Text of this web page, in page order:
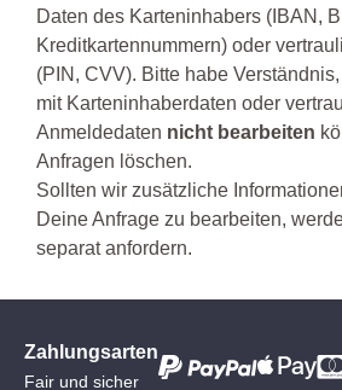
Daten des Karteninhabers (IBAN,
Kreditkartennummern) oder
(PIN, CVV). Bitte habe
mit Karteninhaberdaten oder
Anmeldedaten nicht bearbeiten
Anfragen löschen.
Sollten wir zusätzliche
Deine Anfrage zu bearbeiten,
separat anfordern.
Zahlungsarten
Fair und sicher